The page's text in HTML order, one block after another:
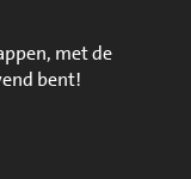
met de
bent!